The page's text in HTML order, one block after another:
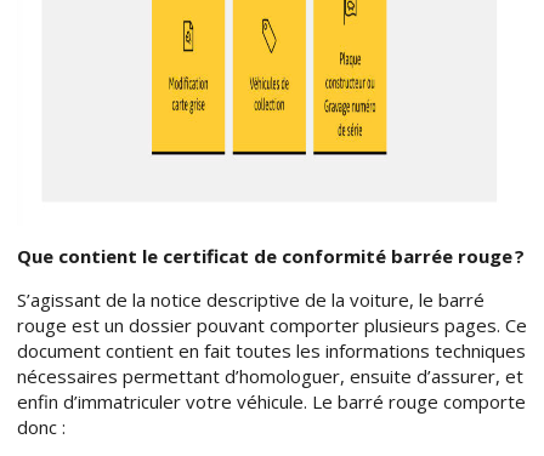
Que contient le certificat de conformité barrée rouge ?
S’agissant de la notice descriptive de la voiture, le barré
rouge est un dossier pouvant comporter plusieurs pages. Ce
document contient en fait toutes les informations techniques
nécessaires permettant d’homologuer, ensuite d’assurer, et
enfin d’immatriculer votre véhicule. Le barré rouge comporte
donc :